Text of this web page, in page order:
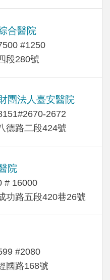
合醫院
#1250
段280號
團法人臺安醫院
2672
德路二段424號
院
# 16000
功路五段420巷26號
#2080
國路168號